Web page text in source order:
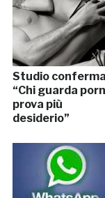
Studio
“Chi guarda
prova più
desiderio”